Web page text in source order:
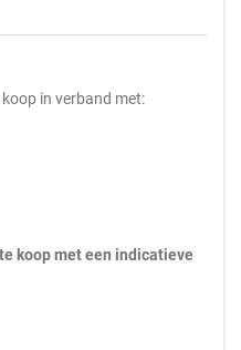
in verband met:
koop met een indicatieve